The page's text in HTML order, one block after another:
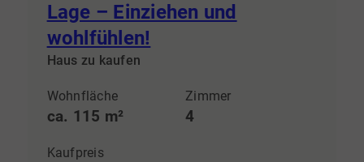
Lage – Einziehen und
wohlfühlen!
Haus zu kaufen
Wohnfläche
ca. 115 m²
Zimmer
4
Kaufpreis